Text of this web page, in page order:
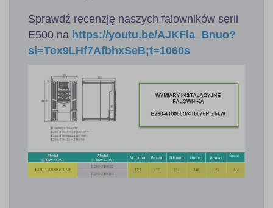
Sprawdź recenzję naszych falowników serii
E500 na https://youtu.be/AJKFla_Bnuo?
si=Tox9LHf7AfbhxSeB;t=1060s